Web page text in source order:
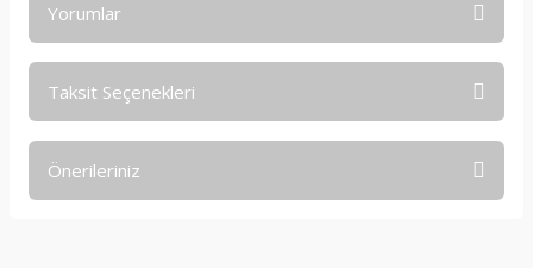
Yorumlar
Taksit Seçenekleri
Önerileriniz